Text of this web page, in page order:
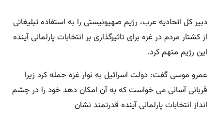
دبیر کل اتحادیه عرب، رژیم صهیونیستی را به استفاده تبلیغاتی
از کشتار مردم در غزه برای تاثیرگذاری بر انتخابات پارلمانی آینده
این رژیم متهم کرد.
عمرو موسی گفت: دولت اسرائیل به نوار غزه حمله کرد زیرا
قربانی آسانی می خواست که به آن امکان دهد خود را در چشم
انداز انتخابات پارلمانی آینده قدرتمند نشان